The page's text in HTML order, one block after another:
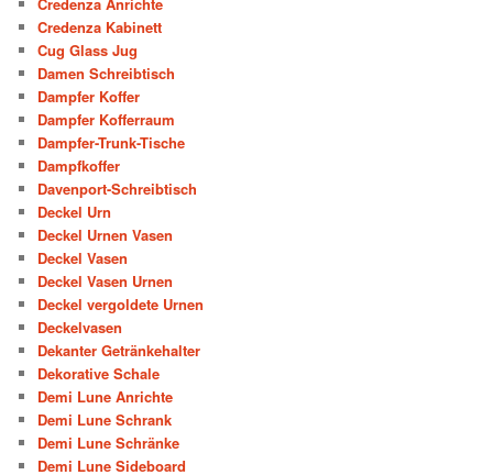
Credenza Kabinett
Cug Glass Jug
Damen Schreibtisch
Dampfer Koffer
Dampfer Kofferraum
Dampfer-Trunk-Tische
Dampfkoffer
Davenport-Schreibtisch
Deckel Urn
Deckel Urnen Vasen
Deckel Vasen
Deckel Vasen Urnen
Deckel vergoldete Urnen
Deckelvasen
Dekanter Getränkehalter
Dekorative Schale
Demi Lune Anrichte
Demi Lune Schrank
Demi Lune Schränke
Demi Lune Sideboard